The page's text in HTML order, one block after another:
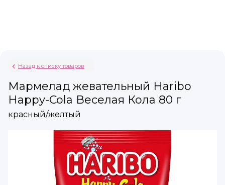
Назад к списку товаров
Мармелад жевательный Haribo
Happy-Cola Веселая Кола 80 г
красный/желтый